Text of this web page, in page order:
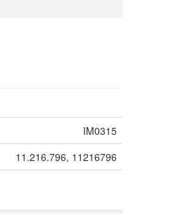
IM0315
11.216.796, 11216796